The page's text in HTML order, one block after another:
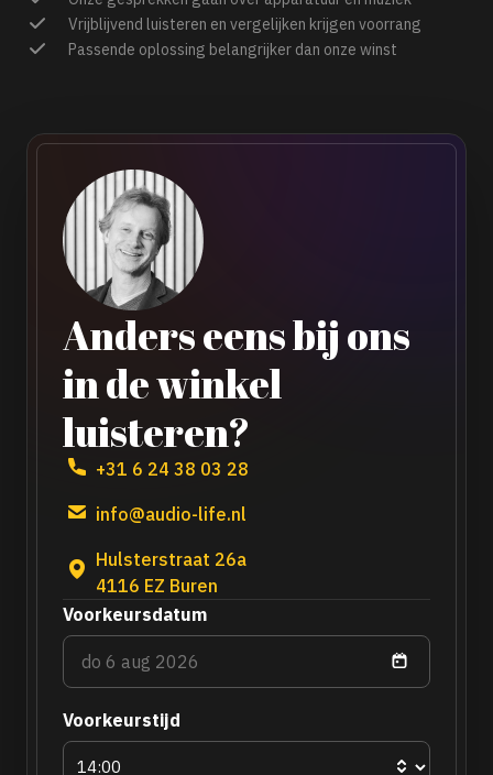
Vrijblijvend luisteren en vergelijken krijgen voorrang
Passende oplossing belangrijker dan onze winst
Anders eens bij ons
in de winkel
luisteren?
+31 6 24 38 03 28
info@audio-life.nl
Hulsterstraat 26a
4116 EZ Buren
Voorkeursdatum
Voorkeurstijd